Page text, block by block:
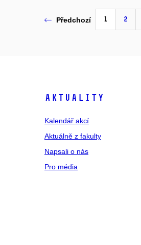
Předchozí 1 2
Aktuality
Kalendář akcí
Aktuálně z fakulty
Napsali o nás
Pro média